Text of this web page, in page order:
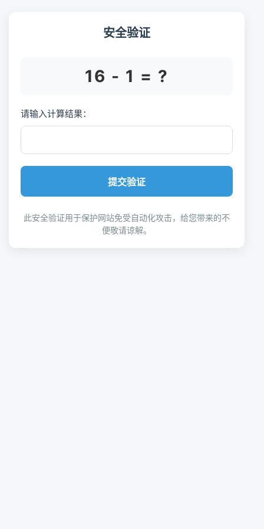
安全验证
16 - 1 = ?
请输入计算结果：
提交验证
此安全验证用于保护网站免受自动化攻击，给您带来的不
便敬请谅解。